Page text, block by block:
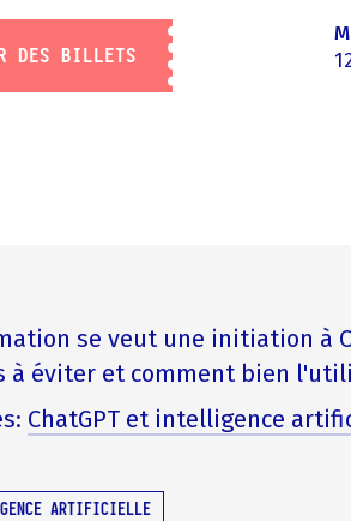
DES BILLETS
se veut une initiation à
à éviter et comment bien
ChatGPT et intelligence
ARTIFICIELLE